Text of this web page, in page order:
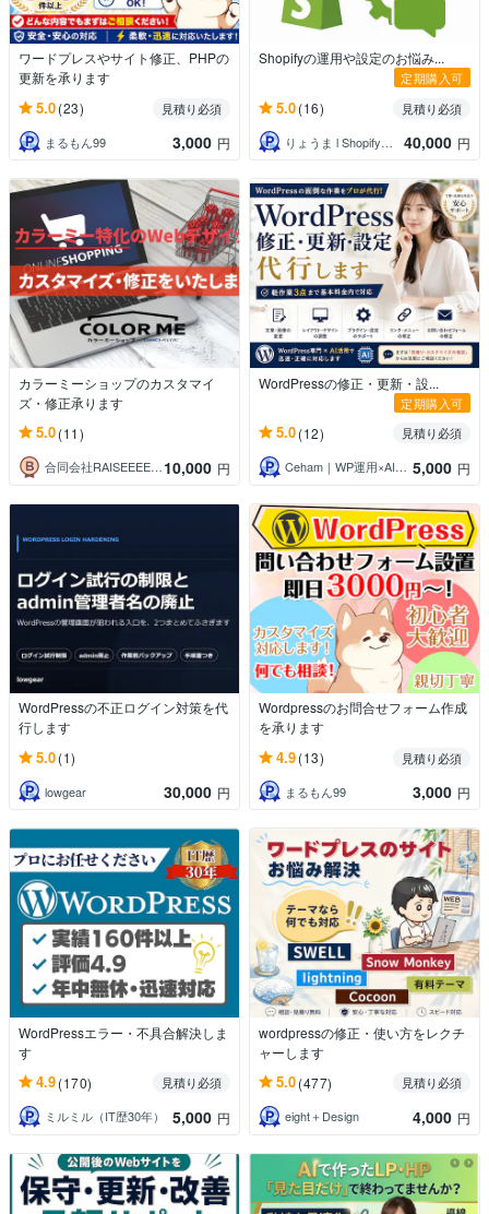
ワードプレスやサイト修正、PHPの
更新を承ります
5.0(23)
見積り必須
まるもん99
3,000 円
Shopifyの運用や設定のお悩み...
定期購入可
5.0(16)
見積り必須
りょうま l Shopifyエンジニア
40,000 円
カラーミーショップのカスタマイ
ズ・修正承ります
5.0(11)
合同会社RAISEEEE（レイジー）10,000 円
WordPressの修正・更新・設...
定期購入可
5.0(12)
見積り必須
Ceham｜WP運用×AI活用 5,000 円
WordPressの不正ログイン対策を代
行します
5.0(1)
lowgear 30,000 円
Wordpressのお問合せフォーム作成
を承ります
4.9(13)
見積り必須
まるもん99
3,000 円
WordPressエラー・不具合解決しま
す
4.9(170)
見積り必須
ミルミル（IT歴30年）
5,000 円
wordpressの修正・使い方をレクチ
ャーします
5.0(477)
見積り必須
eight＋Design
4,000 円